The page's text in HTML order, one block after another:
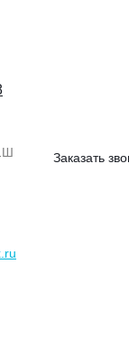
Заказать